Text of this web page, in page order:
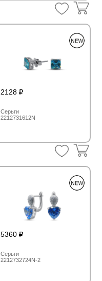
2128
Серьги
2212731612N
5360
Серьги
2212732724N-2